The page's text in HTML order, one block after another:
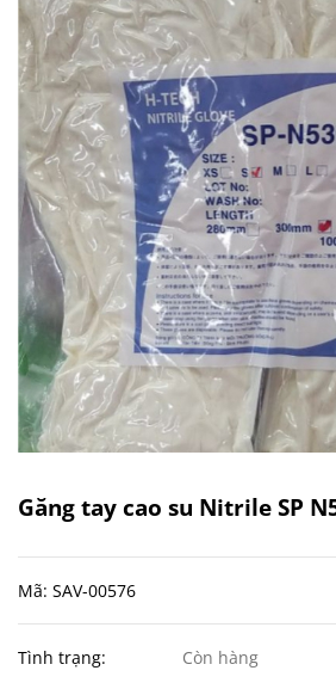
Găng tay cao su Nitrile SP
Mã: SAV-00576
Tình trạng: Còn hàng